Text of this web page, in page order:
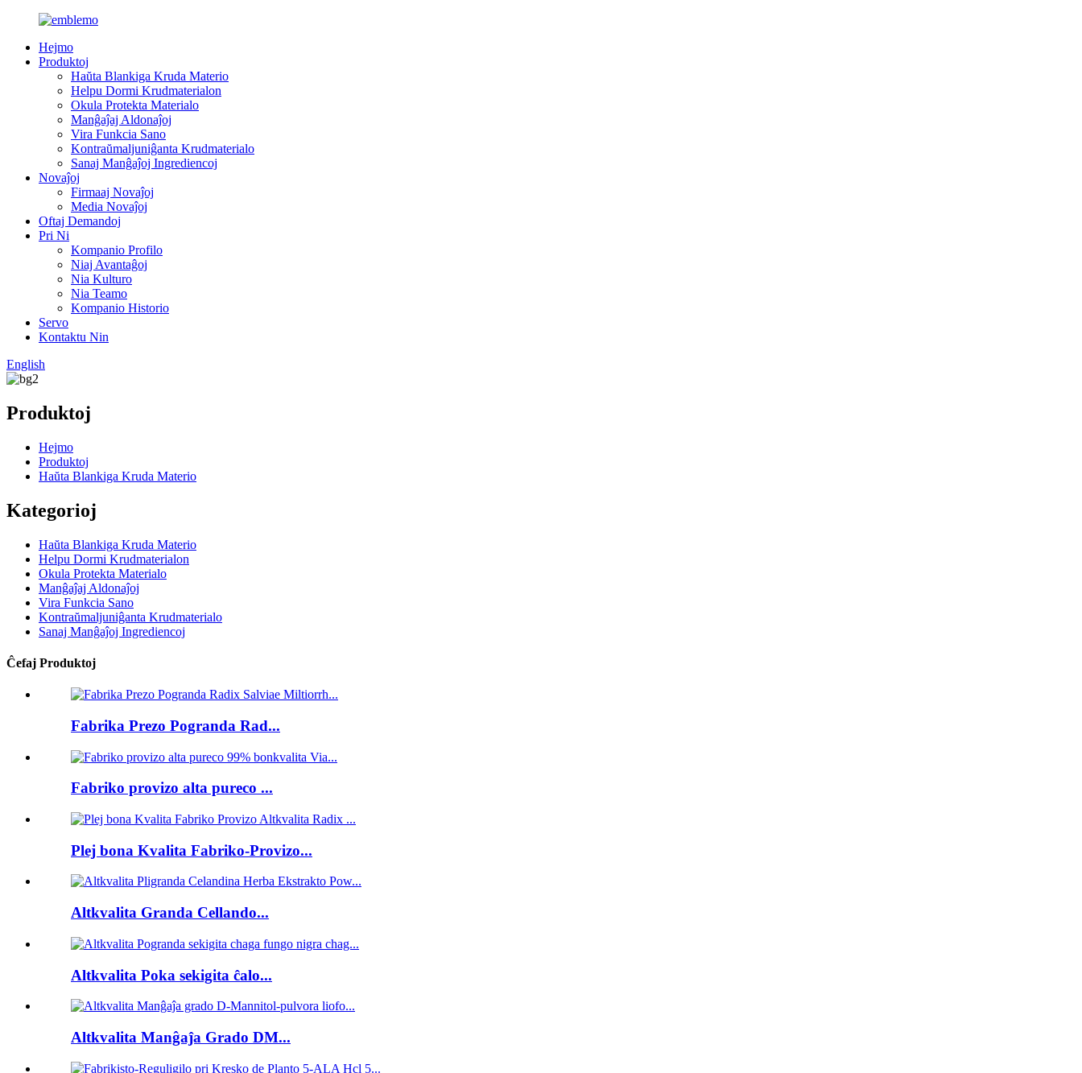
Hejmo
Produktoj
Haŭta Blankiga Kruda Materio
Helpu Dormi Krudmaterialon
Okula Protekta Materialo
Manĝaĵaj Aldonaĵoj
Vira Funkcia Sano
Kontraŭmaljuniĝanta Krudmaterialo
Sanaj Manĝaĵoj Ingrediencoj
Novaĵoj
Firmaaj Novaĵoj
Media Novaĵoj
Oftaj Demandoj
Pri Ni
Kompanio Profilo
Niaj Avantaĝoj
Nia Kulturo
Nia Teamo
Kompanio Historio
Servo
Kontaktu Nin
English
Produktoj
Hejmo
Produktoj
Haŭta Blankiga Kruda Materio
Kategorioj
Haŭta Blankiga Kruda Materio
Helpu Dormi Krudmaterialon
Okula Protekta Materialo
Manĝaĵaj Aldonaĵoj
Vira Funkcia Sano
Kontraŭmaljuniĝanta Krudmaterialo
Sanaj Manĝaĵoj Ingrediencoj
Ĉefaj Produktoj
Fabrika Prezo Pogranda Rad...
Fabriko provizo alta pureco ...
Plej bona Kvalita Fabriko-Provizo...
Altkvalita Granda Cellando...
Altkvalita Poka sekigita ĉalo...
Altkvalita Manĝaĵa Grado DM...